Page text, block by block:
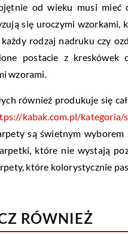
od wieku musi mieć
się uroczymi wzorkami,
rodzaj nadruku czy
postacie z kreskówek
wzorami.
również produkuje się
kabak.com.pl/kategoria/
są świetnym
które nie wystają
które kolorystycznie
RÓWNIEŻ